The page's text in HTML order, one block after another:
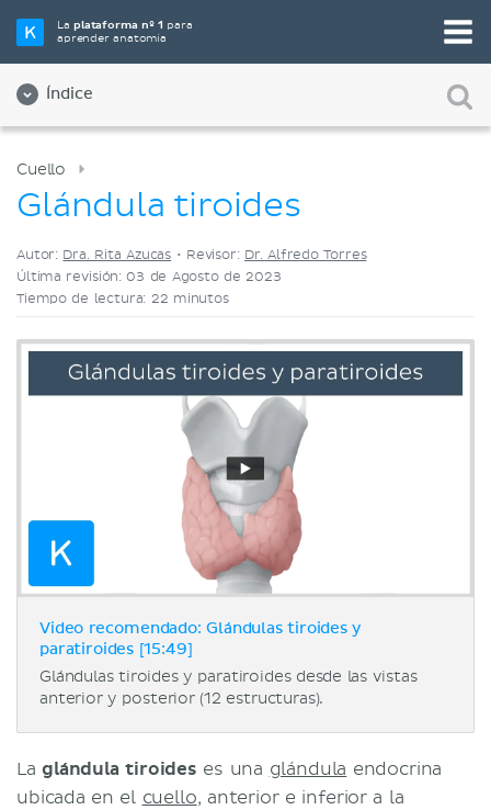
Laplataforma nº 1 para
aprender anatomía
Índice
Elige tu herramienta de estudio favorita
Videos
Cuello
Glándula tiroides
Autor: Dra. Rita Azucas • Revisor: Dr. Alfredo Torres
Última revisión: 03 de Agosto de 2023
Tiempo de lectura: 22 minutos
Video recomendado: Glándulas tiroides y
paratiroides [15:49]
Glándulas tiroides y paratiroides desde las vistas
anterior y posterior (12 estructuras).
Laglándula tiroides es una glándula endocrina
ubicada en el cuello, anterior e inferior a la